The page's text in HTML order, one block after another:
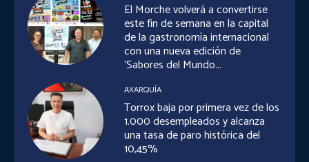
El Morche volverá a convertirse
este fin de semana en la capital
de la gastronomía internacional
con una nueva edición de
‘Sabores del Mundo...
AXARQUÍA
Torrox baja por primera vez de los
1.000 desempleados y alcanza
una tasa de paro histórica del
10,45%